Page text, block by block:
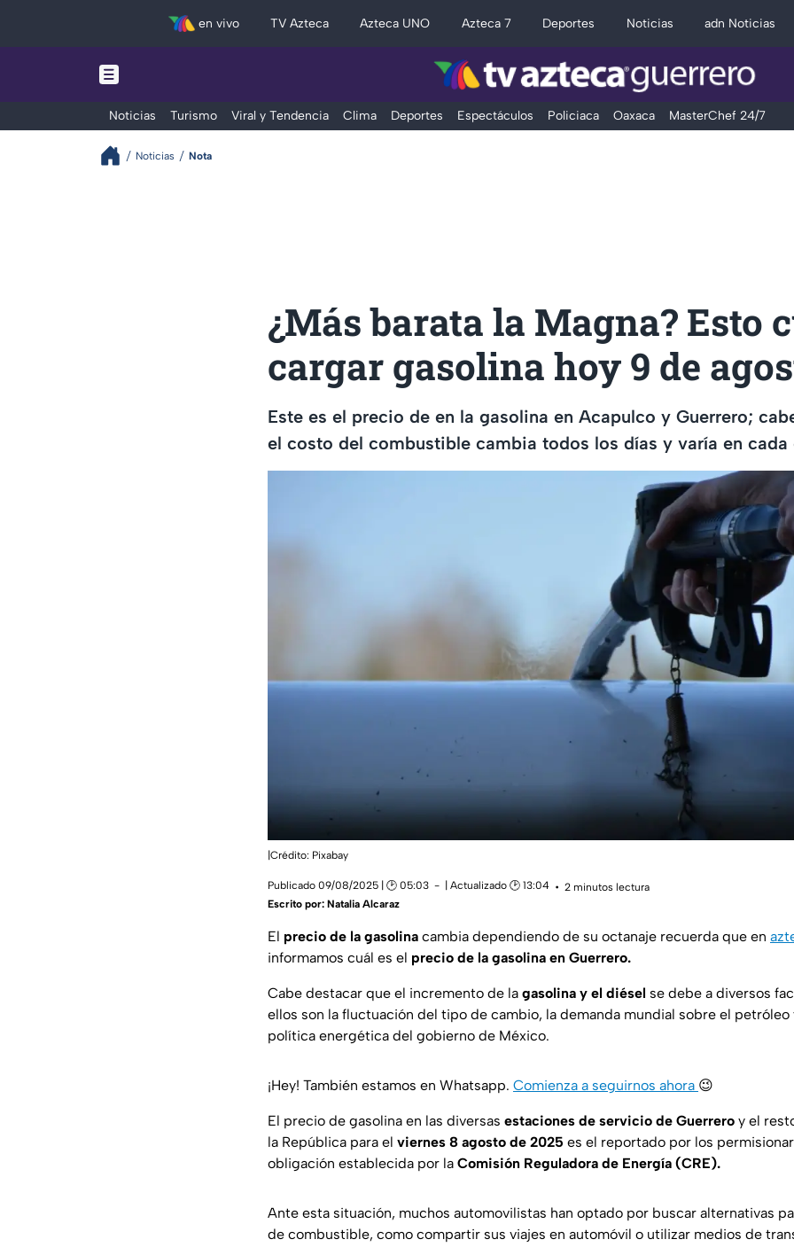
en vivo TV Azteca Azteca UNO Azteca 7 Deportes Noticias adn Noticias
Noticias Turismo Viral y Tendencia Clima Deportes Espectáculos Policiaca Oaxaca MasterChef 24/7
Noticias Nota
¿Más barata la Magna? Esto
cargar gasolina hoy 9 de
Este es el precio de en la gasolina en Acapulco y Guerrero;
el costo del combustible cambia todos los días y varía en cada
|Crédito: Pixabay
Publicado 09/08/2025 | 🕑 05:03 | Actualizado 🕑 13:04
2 minutos lectura
Escrito por: Natalia Alcaraz
El precio de la gasolina cambia dependiendo de su octanaje recuerda que en
informamos cuál es el precio de la gasolina en Guerrero.
Cabe destacar que el incremento de la gasolina y el diésel se debe a diversos
ellos son la fluctuación del tipo de cambio, la demanda mundial sobre el petróleo
política energética del gobierno de México.
¡Hey! También estamos en Whatsapp. Comienza a seguirnos ahora 😉
El precio de gasolina en las diversas estaciones de servicio de Guerrero y el
la República para el viernes 8 agosto de 2025 es el reportado por los
obligación establecida por la Comisión Reguladora de Energía (CRE).
Ante esta situación, muchos automovilistas han optado por buscar alternativas
de combustible, como compartir sus viajes en automóvil o utilizar medios de